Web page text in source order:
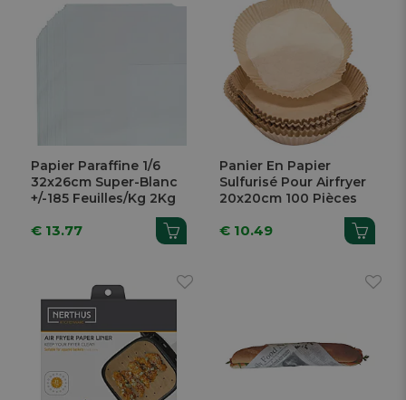
Papier Paraffine 1/6
32x26cm Super-Blanc
+/-185 Feuilles/Kg 2Kg
€ 13.77
Panier En Papier
Sulfurisé Pour Airfryer
20x20cm 100 Pièces
€ 10.49